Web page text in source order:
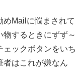
めMailに悩まされて
するときにずず～
ェックボタンをいち
者はこれが嫌なん